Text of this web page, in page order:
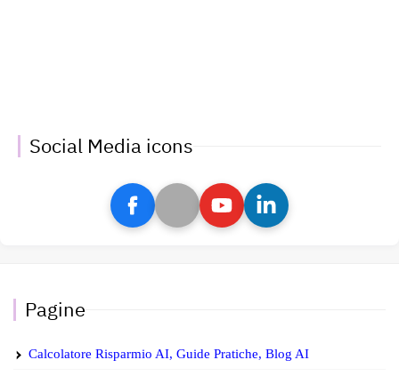
Social Media icons
Pagine
Calcolatore Risparmio AI, Guide Pratiche, Blog AI